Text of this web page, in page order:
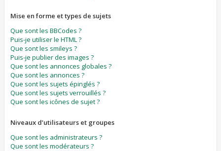
Mise en forme et types de sujets
Que sont les BBCodes ?
Puis-je utiliser le HTML ?
Que sont les smileys ?
Puis-je publier des images ?
Que sont les annonces globales ?
Que sont les annonces ?
Que sont les sujets épinglés ?
Que sont les sujets verrouillés ?
Que sont les icônes de sujet ?
Niveaux d’utilisateurs et groupes
Que sont les administrateurs ?
Que sont les modérateurs ?